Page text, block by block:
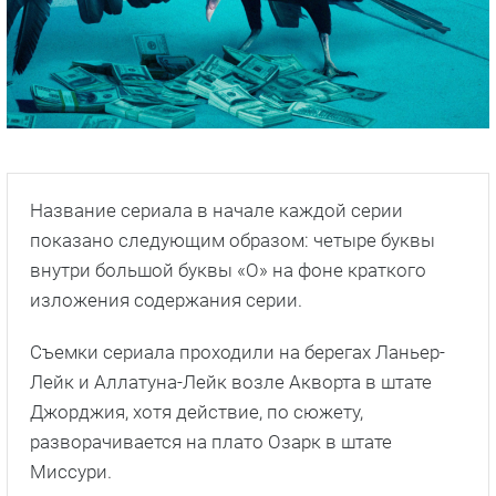
Название сериала в начале каждой серии
показано следующим образом: четыре буквы
внутри большой буквы «О» на фоне краткого
изложения содержания серии.
Съемки сериала проходили на берегах Ланьер-
Лейк и Аллатуна-Лейк возле Акворта в штате
Джорджия, хотя действие, по сюжету,
разворачивается на плато Озарк в штате
Миссури.